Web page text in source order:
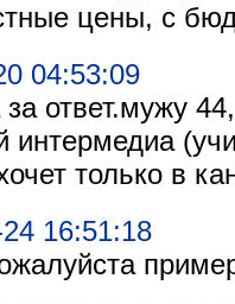
цены, с
04:53:09
ответ.мужу
интермедиа
только в
16:51:18